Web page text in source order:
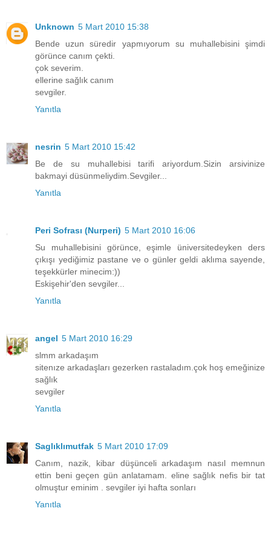
Unknown 5 Mart 2010 15:38
Bende uzun süredir yapmıyorum su muhallebisini şimdi
görünce canım çekti.
çok severim.
ellerine sağlık canım
sevgiler.
Yanıtla
nesrin 5 Mart 2010 15:42
Be de su muhallebisi tarifi ariyordum.Sizin arsivinize
bakmayi düsünmeliydim.Sevgiler...
Yanıtla
Peri Sofrası (Nurperi) 5 Mart 2010 16:06
Su muhallebisini görünce, eşimle üniversitedeyken ders
çıkışı yediğimiz pastane ve o günler geldi aklıma sayende,
teşekkürler minecim:))
Eskişehir'den sevgiler...
Yanıtla
angel 5 Mart 2010 16:29
slmm arkadaşım
sitenıze arkadaşları gezerken rastaladım.çok hoş emeğinize
sağlık
sevgiler
Yanıtla
Saglıklımutfak 5 Mart 2010 17:09
Canım, nazik, kibar düşünceli arkadaşım nasıl memnun
ettin beni geçen gün anlatamam. eline sağlık nefis bir tat
olmuştur eminim . sevgiler iyi hafta sonları
Yanıtla